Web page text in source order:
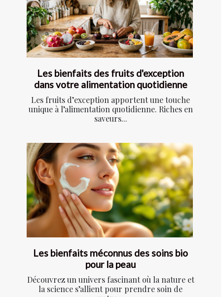
Les bienfaits des fruits d'exception
dans votre alimentation quotidienne
Les fruits d’exception apportent une touche
unique à l’alimentation quotidienne. Riches en
saveurs...
Les bienfaits méconnus des soins bio
pour la peau
Découvrez un univers fascinant où la nature et
la science s’allient pour prendre soin de